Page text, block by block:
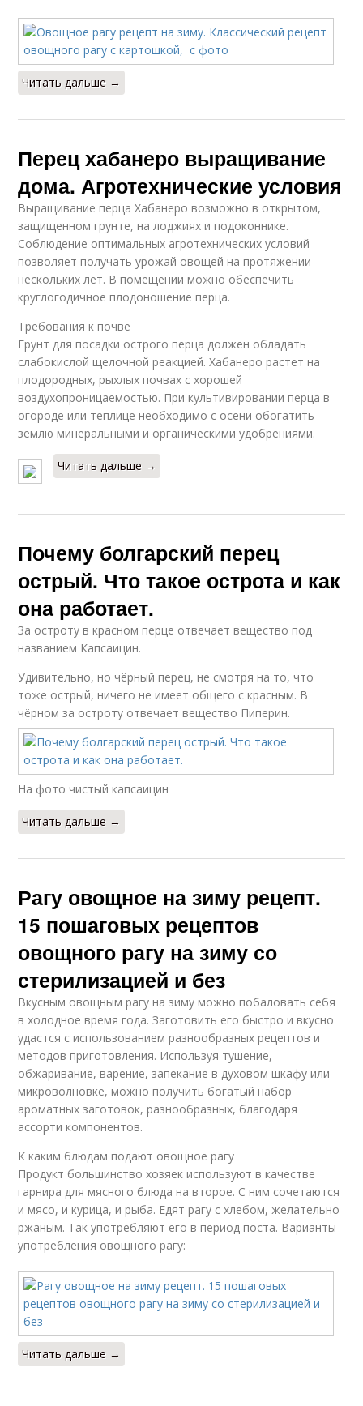
Читать дальше →
Перец хабанеро выращивание
дома. Агротехнические условия
Выращивание перца Хабанеро возможно в открытом,
защищенном грунте, на лоджиях и подоконнике.
Соблюдение оптимальных агротехнических условий
позволяет получать урожай овощей на протяжении
нескольких лет. В помещении можно обеспечить
круглогодичное плодоношение перца.
Требования к почве
Грунт для посадки острого перца должен обладать
слабокислой щелочной реакцией. Хабанеро растет на
плодородных, рыхлых почвах с хорошей
воздухопроницаемостью. При культивировании перца в
огороде или теплице необходимо с осени обогатить
землю минеральными и органическими удобрениями.
Читать дальше →
Почему болгарский перец
острый. Что такое острота и как
она работает.
За остроту в красном перце отвечает вещество под
названием Капсаицин.
Удивительно, но чёрный перец, не смотря на то, что
тоже острый, ничего не имеет общего с красным. В
чёрном за остроту отвечает вещество Пиперин.
На фото чистый капсаицин
Читать дальше →
Рагу овощное на зиму рецепт.
15 пошаговых рецептов
овощного рагу на зиму со
стерилизацией и без
Вкусным овощным рагу на зиму можно побаловать себя
в холодное время года. Заготовить его быстро и вкусно
удастся с использованием разнообразных рецептов и
методов приготовления. Используя тушение,
обжаривание, варение, запекание в духовом шкафу или
микроволновке, можно получить богатый набор
ароматных заготовок, разнообразных, благодаря
ассорти компонентов.
К каким блюдам подают овощное рагу
Продукт большинство хозяек используют в качестве
гарнира для мясного блюда на второе. С ним сочетаются
и мясо, и курица, и рыба. Едят рагу с хлебом, желательно
ржаным. Так употребляют его в период поста. Варианты
употребления овощного рагу:
Читать дальше →